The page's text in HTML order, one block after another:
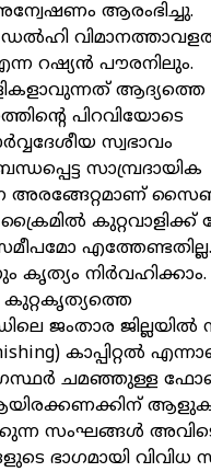
ആരംഭിച്ചു.
റഷ്യന്‍ പൗരനിലും.
ആദ്യത്തെ
പിറവിയോടെ
സ്വഭാവം
സാമ്പ്രദായിക
അരങ്ങേറ്റമാണ്
എത്തേണ്ടതില്ല.
നിര്‍വഹിക്കാം.
ജംതാര ജില്ലയില്‍
കാപ്പിറ്റല്‍
ചമഞ്ഞുള്ള
ആയിരക്കണക്കിന്
സംഘങ്ങള്‍
ഭാഗമായി വിവിധ